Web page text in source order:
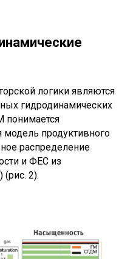
логики являются
гидродинамических
модель продуктивного
распределение
и ФЕС из
(рис. 2).